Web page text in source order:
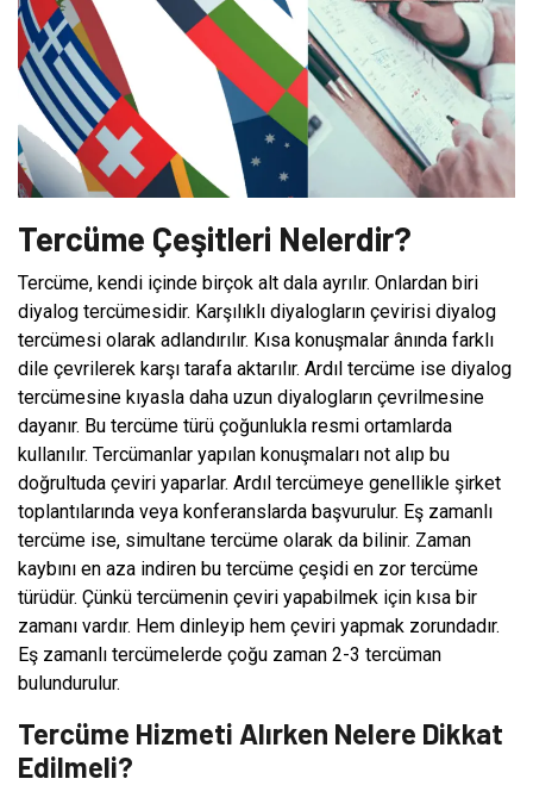
Tercüme Çeşitleri Nelerdir?
Tercüme, kendi içinde birçok alt dala ayrılır. Onlardan biri
diyalog tercümesidir. Karşılıklı diyalogların çevirisi diyalog
tercümesi olarak adlandırılır. Kısa konuşmalar ânında farklı
dile çevrilerek karşı tarafa aktarılır. Ardıl tercüme ise diyalog
tercümesine kıyasla daha uzun diyalogların çevrilmesine
dayanır. Bu tercüme türü çoğunlukla resmi ortamlarda
kullanılır. Tercümanlar yapılan konuşmaları not alıp bu
doğrultuda çeviri yaparlar. Ardıl tercümeye genellikle şirket
toplantılarında veya konferanslarda başvurulur. Eş zamanlı
tercüme ise, simultane tercüme olarak da bilinir. Zaman
kaybını en aza indiren bu tercüme çeşidi en zor tercüme
türüdür. Çünkü tercümenin çeviri yapabilmek için kısa bir
zamanı vardır. Hem dinleyip hem çeviri yapmak zorundadır.
Eş zamanlı tercümelerde çoğu zaman 2-3 tercüman
bulundurulur.
Tercüme Hizmeti Alırken Nelere Dikkat
Edilmeli?